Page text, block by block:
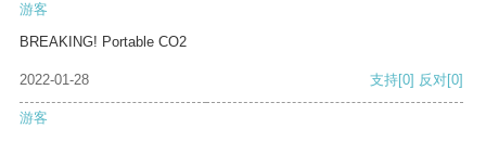
游客
BREAKING! Portable CO2
2022-01-28 支持[0] 反对[0]
游客